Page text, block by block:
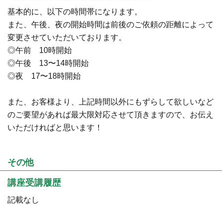
基本的に、以下の時間帯になります。
また、午後、夜の開始時間は前後のご依頼の距離によって
変更させていただいております。
◎午前 10時開始
◎午後 13〜14時開始
◎夜 17〜18時開始
また、お客様より、上記時間以外にもずらして欲しいなど
のご要望があれば最大限対応させて頂きますので、お伝え
いただければと思います！
その他
講座受講履歴
記載なし